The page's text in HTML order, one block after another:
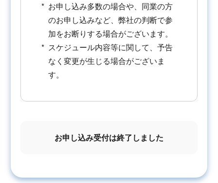
お申し込み多数の場合や、同業の方
のお申し込みなど、弊社の判断で参
加をお断りする場合がございます。
スケジュール内容等に関して、予告
なく変更が生じる場合がございま
す。
お申し込み受付は終了しました